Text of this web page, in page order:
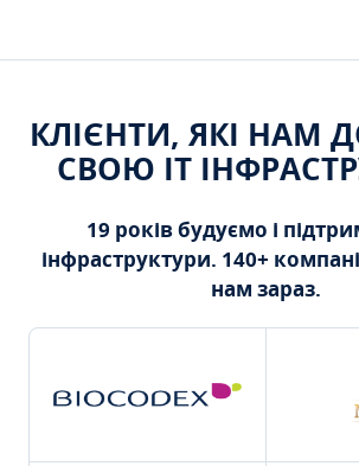
КЛІЄНТИ, ЯКІ НАМ
СВОЮ ІТ
19 років будуємо і
інфраструктури. 140+
нам зараз.